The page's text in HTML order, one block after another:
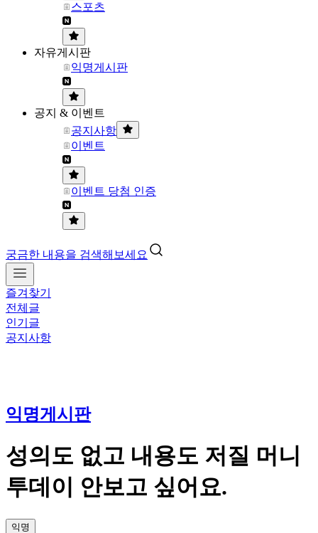
스포츠
자유게시판
익명게시판
공지 & 이벤트
공지사항
이벤트
이벤트 당첨 인증
궁금한 내용을 검색해보세요
즐겨찾기
전체글
인기글
공지사항
익명게시판
성의도 없고 내용도 저질 머니
투데이 안보고 싶어요.
익명